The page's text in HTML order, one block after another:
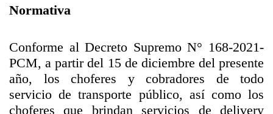
Normativa
Conforme al Decreto Supremo N° 168-2021-
PCM, a partir del 15 de diciembre del presente
año, los choferes y cobradores de todo
servicio de transporte público, así como los
choferes que brindan servicios de delivery